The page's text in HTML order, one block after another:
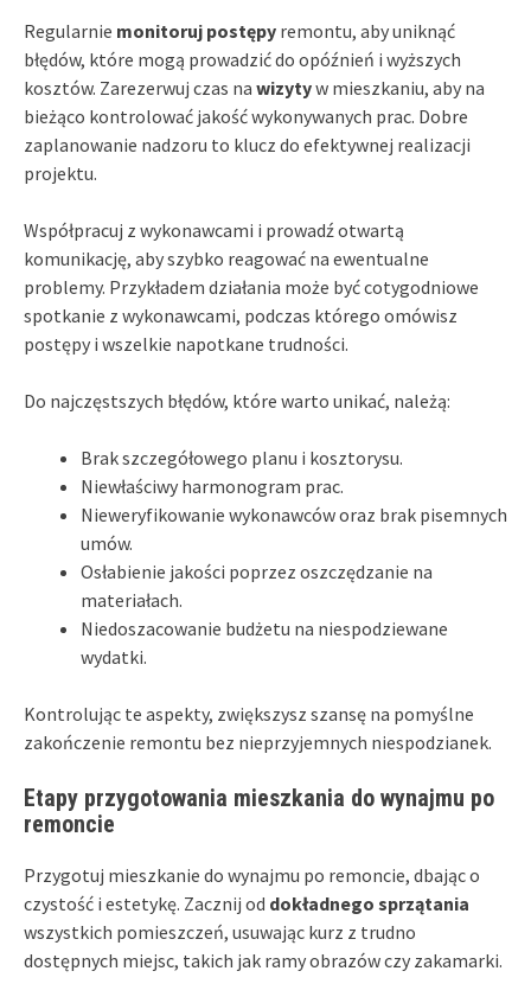
Regularnie monitoruj postępy remontu, aby uniknąć
błędów, które mogą prowadzić do opóźnień i wyższych
kosztów. Zarezerwuj czas na wizytyw mieszkaniu, aby na
bieżąco kontrolować jakość wykonywanych prac. Dobre
zaplanowanie nadzoru to klucz do efektywnej realizacji
projektu.
Współpracuj z wykonawcami i prowadź otwartą
komunikację, aby szybko reagować na ewentualne
problemy. Przykładem działania może być cotygodniowe
spotkanie z wykonawcami, podczas którego omówisz
postępy i wszelkie napotkane trudności.
Do najczęstszych błędów, które warto unikać, należą:
Brak szczegółowego planu i kosztorysu.
Niewłaściwy harmonogram prac.
Nieweryfikowanie wykonawców oraz brak pisemnych
umów.
Osłabienie jakości poprzez oszczędzanie na
materiałach.
Niedoszacowanie budżetu na niespodziewane
wydatki.
Kontrolując te aspekty, zwiększysz szansę na pomyślne
zakończenie remontu bez nieprzyjemnych niespodzianek.
Etapy przygotowania mieszkania do wynajmu po
remoncie
Przygotuj mieszkanie do wynajmu po remoncie, dbając o
czystość i estetykę. Zacznij od dokładnego sprzątania
wszystkich pomieszczeń, usuwając kurz z trudno
dostępnych miejsc, takich jak ramy obrazów czy zakamarki.